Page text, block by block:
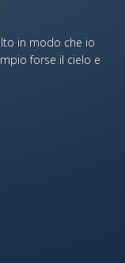
in modo che io
forse il cielo e